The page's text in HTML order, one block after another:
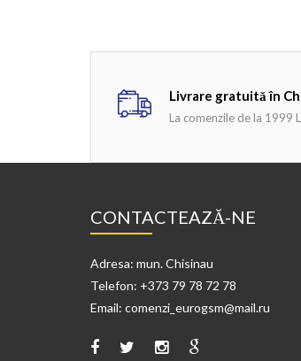
Livrare gratuită în
La comenzile de la 1999
CONTACTEAZĂ-NE
Adresa: mun. Chisinau
Telefon: +373 79 78 72 78
Email: comenzi_eurogsm@mail.ru